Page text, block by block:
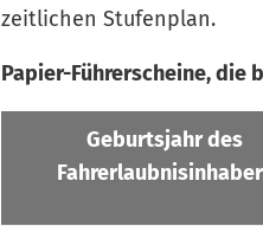
zeitlichen Stufenplan.
Papier-Führerscheine, die
Geburtsjahr des